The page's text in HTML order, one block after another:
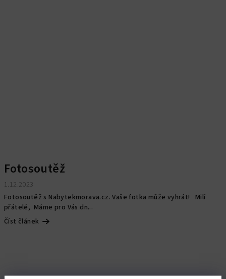
Fotosoutěž
1.12.2023
Fotosoutěž s Nabytekmorava.cz. Vaše fotka může vyhrát! Milí
přátelé, Máme pro Vás dn...
Číst článek